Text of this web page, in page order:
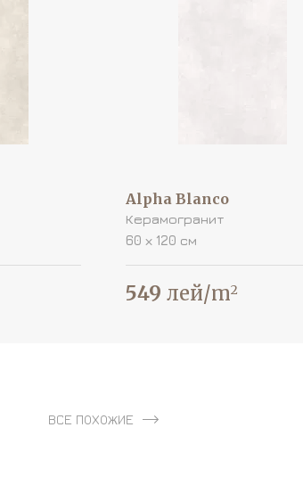
Alpha Blanco
Керамогранит
60 х 120 см
549 лей/m2
ВСЕ ПОХОЖИЕ